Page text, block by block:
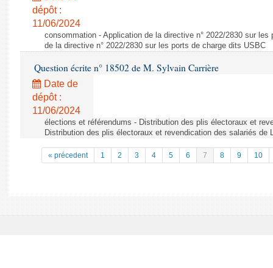
dépôt :
11/06/2024
consommation - Application de la directive n° 2022/2830 sur
de la directive n° 2022/2830 sur les ports de charge dits USBC
Question écrite n° 18502 de M. Sylvain Carrière
Date de
dépôt :
11/06/2024
élections et référendums - Distribution des plis électoraux et
Distribution des plis électoraux et revendication des salariés de
« précedent 1 2 3 4 5 6 7 8 9 10